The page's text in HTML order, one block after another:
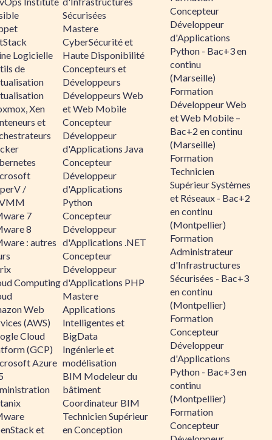
Logicielle
de
Xen
et
/
7
8
: autres
Computing
Web
(AWS)
Cloud
(GCP)
Azure
et
Sécurisées
Mastere
CyberSécurité et
Haute Disponibilité
Concepteurs et
Développeurs
Développeurs Web
et Web Mobile
Concepteur
Développeur
d'Applications Java
Concepteur
Développeur
d'Applications
Python
Concepteur
Développeur
d'Applications .NET
Concepteur
Développeur
d'Applications PHP
Mastere
Applications
Intelligentes et
BigData
Ingénierie et
modélisation
BIM Modeleur du
bâtiment
Coordinateur BIM
Technicien Supérieur
en Conception
Concepteur
Développeur
d'Applications
Python - Bac+3 en
continu
(Marseille)
Formation
Développeur Web
et Web Mobile –
Bac+2 en continu
(Marseille)
Formation
Technicien
Supérieur Systèmes
et Réseaux - Bac+2
en continu
(Montpellier)
Formation
Administrateur
d'Infrastructures
Sécurisées - Bac+3
en continu
(Montpellier)
Formation
Concepteur
Développeur
d'Applications
Python - Bac+3 en
continu
(Montpellier)
Formation
Concepteur